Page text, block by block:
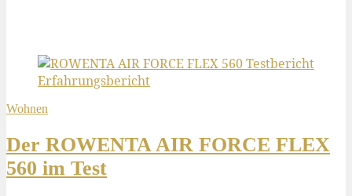
Wohnen
Der ROWENTA AIR FORCE FLEX
560 im Test